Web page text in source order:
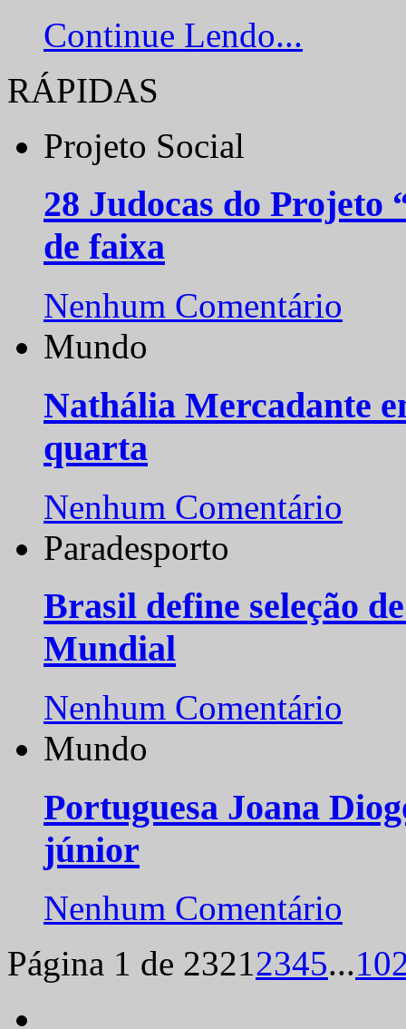
Continue Lendo...
RÁPIDAS
Projeto Social
28 Judocas do
de faixa
Nenhum Comentário
Mundo
Nathália Mercadante
quarta
Nenhum Comentário
Paradesporto
Brasil define seleção
Mundial
Nenhum Comentário
Mundo
Portuguesa Joana
júnior
Nenhum Comentário
Página 1 de 23212345...10